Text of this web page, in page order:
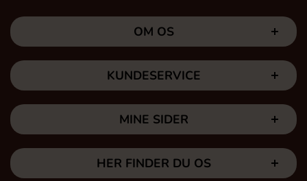
OM OS
KUNDESERVICE
MINE SIDER
HER FINDER DU OS